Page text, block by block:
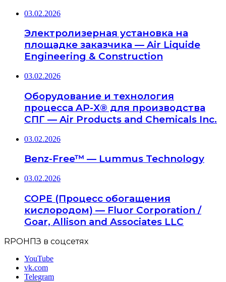
03.02.2026
Электролизерная установка на
площадке заказчика — Air Liquide
Engineering & Construction
03.02.2026
Оборудование и технология
процесса AP-X® для производства
СПГ — Air Products and Chemicals Inc.
03.02.2026
Benz-Free™ — Lummus Technology
03.02.2026
COPE (Процесс обогащения
кислородом) — Fluor Corporation /
Goar, Allison and Associates LLC
RPOНПЗ в соцсетях
YouTube
vk.com
Telegram